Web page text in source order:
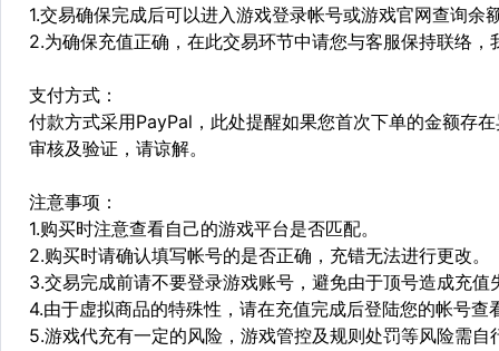
1.交易确保完成后可以进入游戏登录帐号或游戏官网查询余
2.为确保充值正确，在此交易环节中请您与客服保持联络
支付方式：
付款方式采用PayPal，此处提醒如果您首次下单的金额存
审核及验证，请谅解。
注意事项：
1.购买时注意查看自己的游戏平台是否匹配。
2.购买时请确认填写帐号的是否正确，充错无法进行更改。
3.交易完成前请不要登录游戏账号，避免由于顶号造成充值
4.由于虚拟商品的特殊性，请在充值完成后登陆您的帐号
5.游戏代充有一定的风险，游戏管控及规则处罚等风险需自